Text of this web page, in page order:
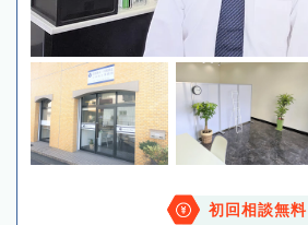
初回相談無料